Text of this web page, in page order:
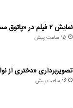
نمایش ۲ فیلم در «پاتوق مستند»
15 ساعت پیش
تصویربرداری «دختری از
16 ساعت پیش